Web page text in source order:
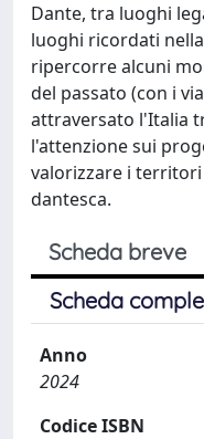
Dante, tra luoghi
luoghi ricordati
ripercorre alcuni
del passato (con i
attraversato l'Italia
l'attenzione sui
valorizzare i
dantesca.
Scheda breve
Scheda
Anno
2024
Codice ISBN